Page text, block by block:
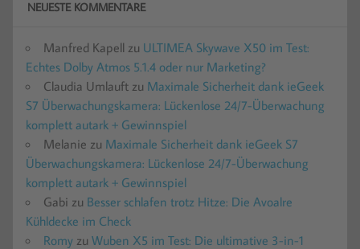
NEUESTE KOMMENTARE
Manfred Kapell zu ULTIMEA Skywave X50 im Test:
Echtes Dolby Atmos 5.1.4 oder nur Marketing?
Claudia Umlauft zu Maximale Sicherheit dank ieGeek
S7 Überwachungskamera: Lückenlose 24/7-Überwachung
komplett autark + Gewinnspiel
Melanie zu Maximale Sicherheit dank ieGeek S7
Überwachungskamera: Lückenlose 24/7-Überwachung
komplett autark + Gewinnspiel
Gabi zu Besser schlafen trotz Hitze: Die Avoalre
Kühldecke im Check
Romy zu Wuben X5 im Test: Die ultimative 3-in-1